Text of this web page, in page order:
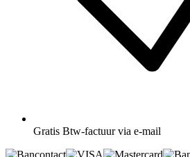
Gratis Btw-factuur via e-mail